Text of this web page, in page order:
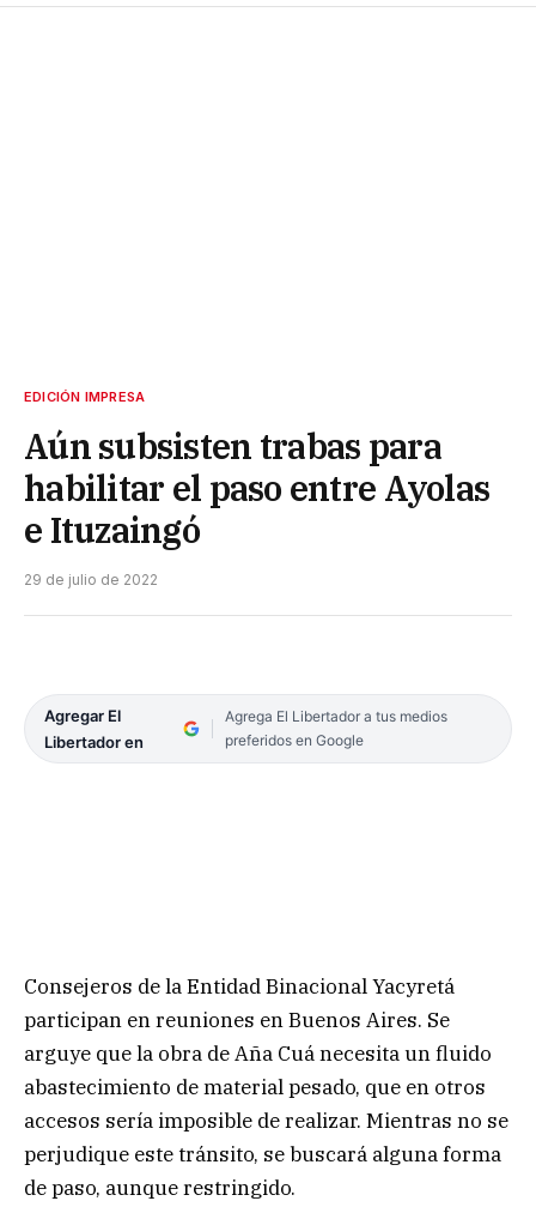
EDICIÓN IMPRESA
Aún subsisten trabas para
habilitar el paso entre Ayolas
e Ituzaingó
29 de julio de 2022
Agregar El
Libertador en
Agrega El Libertador a tus medios
preferidos en Google
Consejeros de la Entidad Binacional Yacyretá
participan en reuniones en Buenos Aires. Se
arguye que la obra de Aña Cuá necesita un fluido
abastecimiento de material pesado, que en otros
accesos sería imposible de realizar. Mientras no se
perjudique este tránsito, se buscará alguna forma
de paso, aunque restringido.